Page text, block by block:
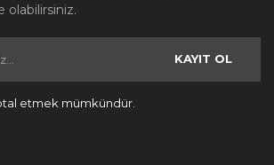
olabilirsiniz.
KAYIT OL
etmek mümkündür.